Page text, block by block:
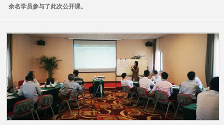
余名学员参与了此次公开课。